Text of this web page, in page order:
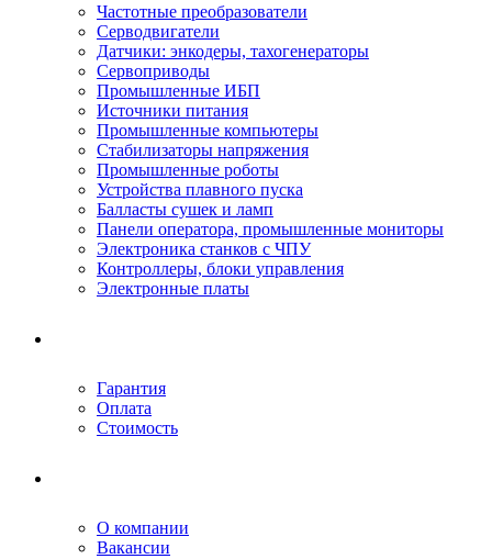
Частотные преобразователи
Серводвигатели
Датчики: энкодеры, тахогенераторы
Сервоприводы
Промышленные ИБП
Источники питания
Промышленные компьютеры
Стабилизаторы напряжения
Промышленные роботы
Устройства плавного пуска
Балласты сушек и ламп
Панели оператора, промышленные мониторы
Электроника станков с ЧПУ
Контроллеры, блоки управления
Электронные платы
Гарантия
Оплата
Стоимость
О компании
Вакансии